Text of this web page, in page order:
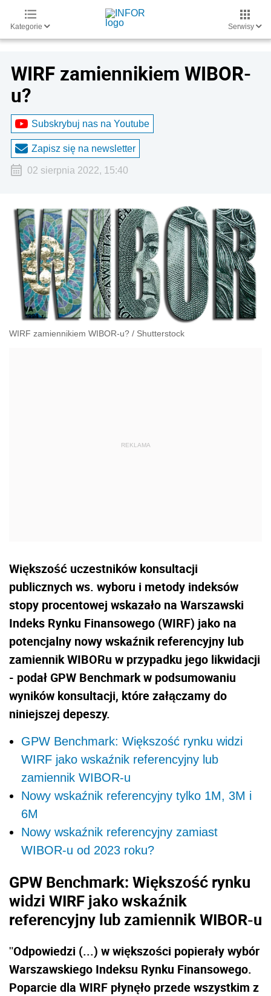
Kategorie Serwisy
WIRF zamiennikiem WIBOR-
u?
Subskrybuj nas na Youtube
Zapisz się na newsletter
02 sierpnia 2022, 15:40
WIRF zamiennikiem WIBOR-u? / Shutterstock
Większość uczestników konsultacji
publicznych ws. wyboru i metody indeksów
stopy procentowej wskazało na Warszawski
Indeks Rynku Finansowego (WIRF) jako na
potencjalny nowy wskaźnik referencyjny lub
zamiennik WIBORu w przypadku jego likwidacji
- podał GPW Benchmark w podsumowaniu
wyników konsultacji, które załączamy do
niniejszej depeszy.
GPW Benchmark: Większość rynku widzi
WIRF jako wskaźnik referencyjny lub
zamiennik WIBOR-u
Nowy wskaźnik referencyjny tylko 1M, 3M i
6M
Nowy wskaźnik referencyjny zamiast
WIBOR-u od 2023 roku?
GPW Benchmark: Większość rynku
widzi WIRF jako wskaźnik
referencyjny lub zamiennik WIBOR-u
"Odpowiedzi (...) w większości popierały wybór
Warszawskiego Indeksu Rynku Finansowego.
Poparcie dla WIRF płynęło przede wszystkim z